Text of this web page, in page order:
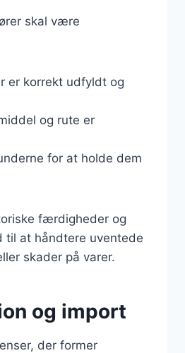
skal være
er korrekt udfyldt og
og rute er
for at holde dem
færdigheder og
til at håndtere uventede
skader på varer.
og import
der former